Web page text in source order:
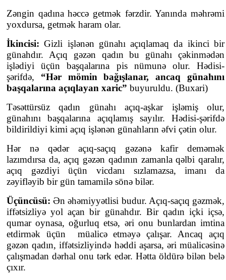
Zəngin qadına həccə getmək fərzdir. Yanında məhrəmi
yoxdursa, getmək haram olar.
İkincisi: Gizli işlənən günahı açıqlamaq da ikinci bir
günahdır. Açıq gəzən qadın bu günahı çəkinmədən
işlədiyi üçün başqalarına pis nümunə olur. Hədisi-
şərifdə, “Hər mömin bağışlanar, ancaq günahını
başqalarına açıqlayan xaric” buyuruldu. (Buxari)
Təsəttürsüz qadın günahı açıq-aşkar işləmiş olur,
günahını başqalarına açıqlamış sayılır. Hədisi-şərifdə
bildirildiyi kimi açıq işlənən günahların əfvi çətin olur.
Hər nə qədər açıq-saçıq gəzənə kafir deməmək
lazımdırsa da, açıq gəzən qadının zamanla qəlbi qaralır,
açıq gəzdiyi üçün vicdanı sızlamazsa, imanı da
zəyifləyib bir gün tamamilə sönə bilər.
Üçüncüsü: Ən əhəmiyyətlisi budur. Açıq-saçıq gəzmək,
iffətsizliyə yol açan bir günahdır. Bir qadın içki içsə,
qumar oynasa, oğurluq etsə, əri onu bunlardan imtina
etdirmək üçün müalicə etməyə çalışar. Ancaq açıq
gəzən qadın, iffətsizliyində həddi aşarsa, əri müalicəsinə
çalışmadan dərhal onu tərk edər. Hətta öldürə bilən belə
çıxır.